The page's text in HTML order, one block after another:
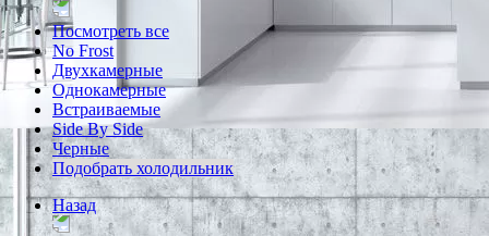
Посмотреть все
No Frost
Двухкамерные
Однокамерные
Встраиваемые
Side By Side
Черные
Подобрать холодильник
Назад